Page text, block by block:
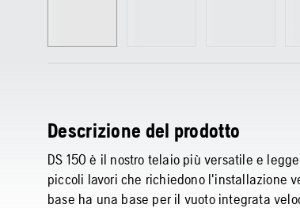
Descrizione del prodotto
DS 150 è il nostro telaio più versatile e
piccoli lavori che richiedono l'installazione
base ha una base per il vuoto integrata